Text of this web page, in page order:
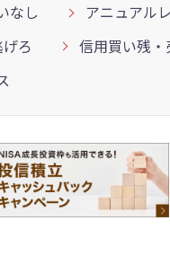
なし
アニュアル
ろ
信用買い残・